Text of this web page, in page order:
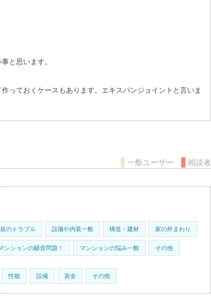
と思います。
っておくケースもあります。エキスパンジョイントと言いま
一般ユーザー 相談者
のトラブル 設備や内装一般 構造・建材 家の外まわり
ンションの騒音問題！ マンションの悩み一般 その他
性能 設備 資金 その他